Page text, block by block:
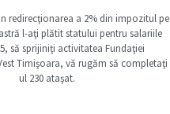
redirecţionarea a 2% din impozitul pe
l-aţi plătit statului pentru salariile
să sprijiniţi activitatea Fundaţiei
Timişoara, vă rugăm să completaţi
ul 230 ataşat.